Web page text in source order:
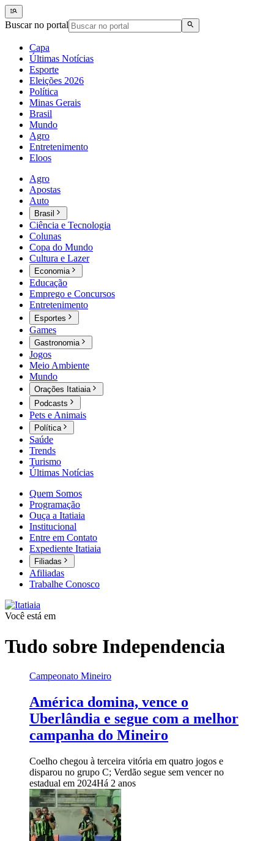
Buscar no portal
Capa
Últimas Notícias
Esporte
Eleições 2026
Política
Minas Gerais
Brasil
Mundo
Agro
Entretenimento
Eloos
Agro
Apostas
Auto
Brasil
Ciência e Tecnologia
Colunas
Copa do Mundo
Cultura e Lazer
Economia
Educação
Emprego e Concursos
Entretenimento
Esportes
Games
Gastronomia
Jogos
Meio Ambiente
Mundo
Orações Itatiaia
Podcasts
Pets e Animais
Política
Saúde
Trends
Turismo
Últimas Notícias
Quem Somos
Programação
Ouça a Itatiaia
Institucional
Entre em Contato
Expediente Itatiaia
Filiadas
Afiliadas
Trabalhe Conosco
Você está em
Tudo sobre Independencia
Campeonato Mineiro
América domina, vence o
Uberlândia e segue com a melhor
campanha do Mineiro
Coelho chegou à terceira vitória em quatro jogos e
disparou no grupo C; Verdão segue sem vencer no
estadual em 2024Há 2 anos